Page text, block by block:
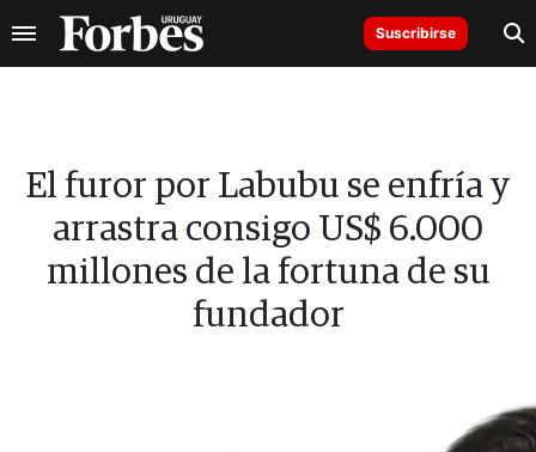
Suscribirse
El furor por Labubu se enfría y
arrastra consigo US$ 6.000
millones de la fortuna de su
fundador